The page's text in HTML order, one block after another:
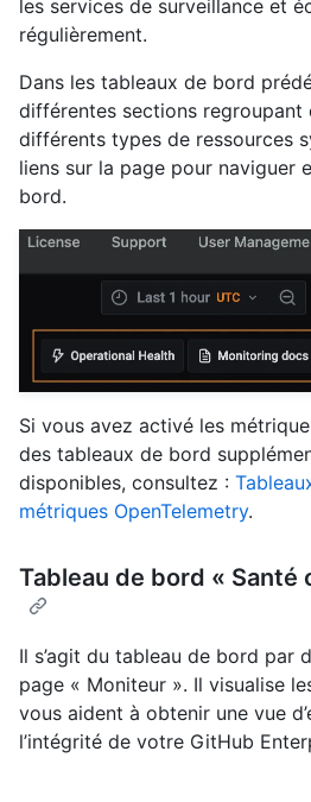
les services de surveillance et
régulièrement.
Dans les tableaux de bord
différentes sections regroupant
différents types de ressources
liens sur la page pour naviguer
bord.
Si vous avez activé les
des tableaux de bord
disponibles, consultez :
métriques OpenTelemetry.
Tableau de bord « Santé
Il s’agit du tableau de bord par
page « Moniteur ». Il visualise
vous aident à obtenir une vue
l’intégrité de votre GitHub